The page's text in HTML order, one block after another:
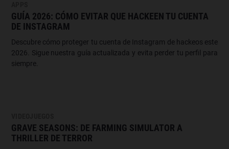
GUÍA 2026: CÓMO EVITAR QUE HACKEEN TU CUENTA
DE INSTAGRAM
Descubre cómo proteger tu cuenta de Instagram de hackeos este
2026. Sigue nuestra guía actualizada y evita perder tu perfil para
siempre.
GRAVE SEASONS: DE FARMING SIMULATOR A
THRILLER DE TERROR